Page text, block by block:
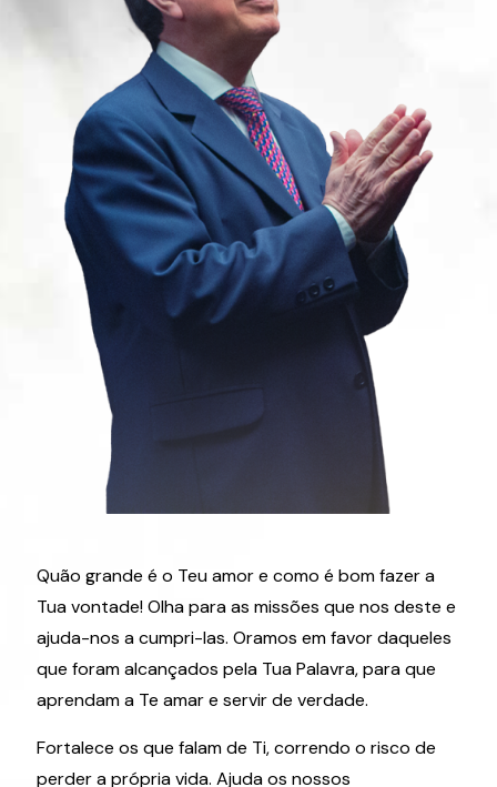
Quão grande é o Teu amor e como é bom fazer a
Tua vontade! Olha para as missões que nos deste e
ajuda-nos a cumpri-las. Oramos em favor daqueles
que foram alcançados pela Tua Palavra, para que
aprendam a Te amar e servir de verdade.
Fortalece os que falam de Ti, correndo o risco de
perder a própria vida. Ajuda os nossos